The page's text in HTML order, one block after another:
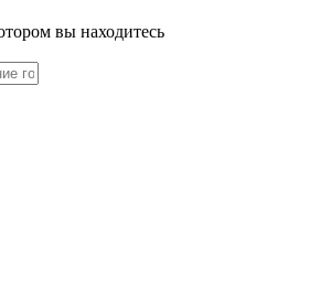
вы находитесь